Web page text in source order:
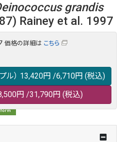
grandis
Rainey et al. 1997
データは以下のバナー(DBRP)か
価格の詳細は こちら
ル） 13,420円 /6,710円 (税込)
円 /31,790円 (税込)